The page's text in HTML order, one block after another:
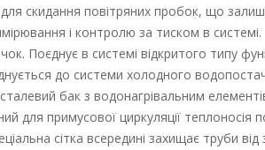
скидання повітряних пробок, що
і контролю за тиском в системі.
Поєднує в системі відкритого типу
до системи холодного
бак з водонагрівальним
для примусової циркуляції теплоносія
сітка всередині захищає труби від